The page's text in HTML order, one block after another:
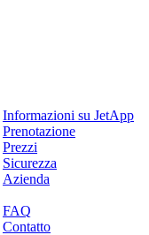
Informazioni su JetApp
Prenotazione
Prezzi
Sicurezza
Azienda
FAQ
Contatto